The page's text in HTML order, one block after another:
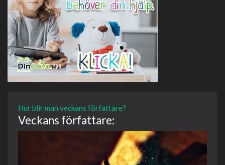
Hur blir man veckans författare?
Veckans författare: